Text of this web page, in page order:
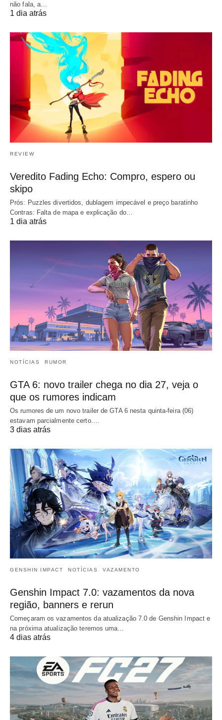
não fala, a…
1 dia atrás
REVIEW
Veredito Fading Echo: Compro, espero ou
skipo
Prós: Puzzles divertidos, dublagem impecável e preço baratinho
Contras: Falta de mapa e explicação do…
1 dia atrás
NOTÍCIAS RUMOR
GTA 6: novo trailer chega no dia 27, veja o
que os rumores indicam
Os rumores de um novo trailer de GTA 6 nesta quinta-feira (06)
estavam parcialmente certo.…
3 dias atrás
GENSHIN IMPACT NOTÍCIAS VAZAMENTO
Genshin Impact 7.0: vazamentos da nova
região, banners e rerun
Começaram os vazamentos da atualização 7.0 de Genshin Impact e
na próxima atualização teremos uma…
4 dias atrás